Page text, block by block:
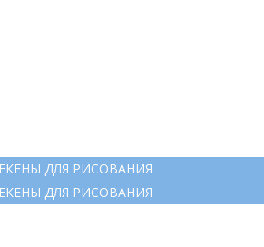
ДЛЯ РИСОВАНИЯ
ДЛЯ РИСОВАНИЯ